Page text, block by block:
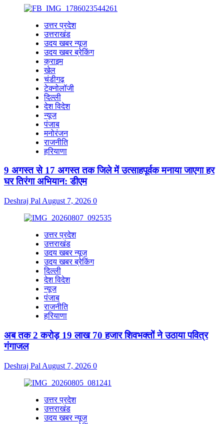
उत्तर प्रदेश
उत्तराखंड
उदय खबर न्यूज
उदय खबर ब्रेकिंग
क्राइम
खेल
चंडीगढ़
टेक्नोलॉजी
दिल्ली
देश विदेश
न्यूज
पंजाब
मनोरंजन
राजनीति
हरियाणा
9 अगस्त से 17 अगस्त तक जिले में उत्साहपूर्वक मनाया जाएगा हर
घर तिरंगा अभियान: डीएम
Deshraj Pal August 7, 2026 0
उत्तर प्रदेश
उत्तराखंड
उदय खबर न्यूज
उदय खबर ब्रेकिंग
दिल्ली
देश विदेश
न्यूज
पंजाब
राजनीति
हरियाणा
अब तक 2 करोड़ 19 लाख 70 हजार शिवभक्तों ने उठाया पवित्र
गंगाजल
Deshraj Pal August 7, 2026 0
उत्तर प्रदेश
उत्तराखंड
उदय खबर न्यूज